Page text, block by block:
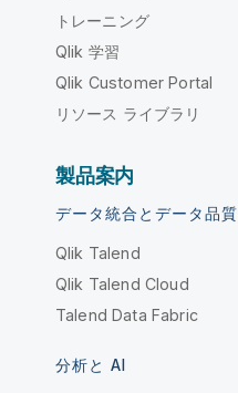
トレーニング
Qlik 学習
Qlik Customer Portal
リソース ライブラリ
製品案内
データ統合とデータ品質
Qlik Talend
Qlik Talend Cloud
Talend Data Fabric
分析と AI